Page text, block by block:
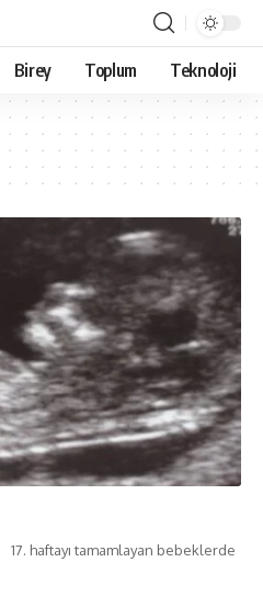
Birey Toplum Teknoloji
17. haftayı tamamlayan bebeklerde